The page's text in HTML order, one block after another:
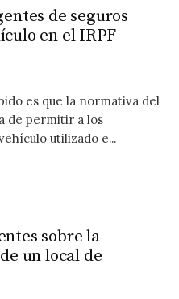
de seguros
en el IRPF
es que la normativa del
de permitir a los
utilizado e...
sobre la
un local de